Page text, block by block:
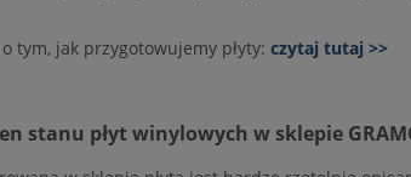
tym, jak przygotowujemy płyty: czytaj tutaj >>
stanu płyt winylowych w sklepie